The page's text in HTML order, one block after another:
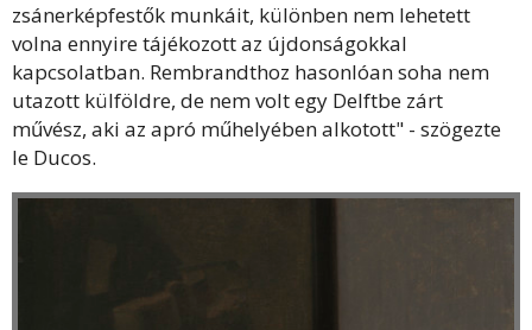
zsánerképfestők munkáit, különben nem lehetett
volna ennyire tájékozott az újdonságokkal
kapcsolatban. Rembrandthoz hasonlóan soha nem
utazott külföldre, de nem volt egy Delftbe zárt
művész, aki az apró műhelyében alkotott" - szögezte
le Ducos.